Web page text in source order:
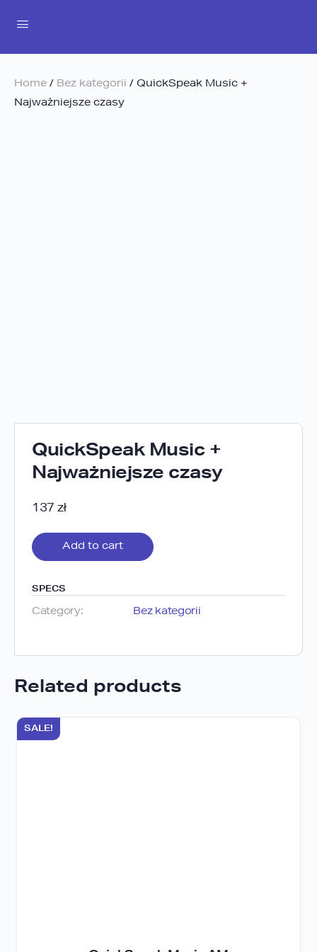
Home / Bez kategorii / QuickSpeak Music +
Najważniejsze czasy
QuickSpeak Music +
Najważniejsze czasy
137 zł
Add to cart
SPECS
Category: Bez kategorii
Related products
SALE!